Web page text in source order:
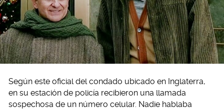
Según este oficial del condado ubicado en Inglaterra,
en su estación de policía recibieron una llamada
sospechosa de un número celular. Nadie hablaba